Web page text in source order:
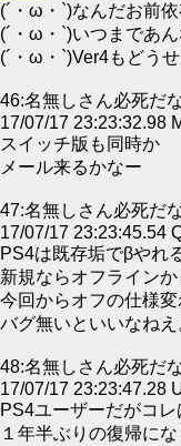
(´・ω・`)なんだお前依
(´・ω・`)いつまであ
(´・ω・`)Ver4もどう
46:名無しさん必死だ
17/07/17 23:23:32.98
スイッチ版も同時か
メール来るかなー
47:名無しさん必死だ
17/07/17 23:23:45.54
PS4は既存垢でβやれ
新規ならオフラインか
今回からオフの仕様変
バグ無いといいなねえ
48:名無しさん必死だ
17/07/17 23:23:47.28
PS4ユーザーだがコレ
１年半ぶりの復帰に